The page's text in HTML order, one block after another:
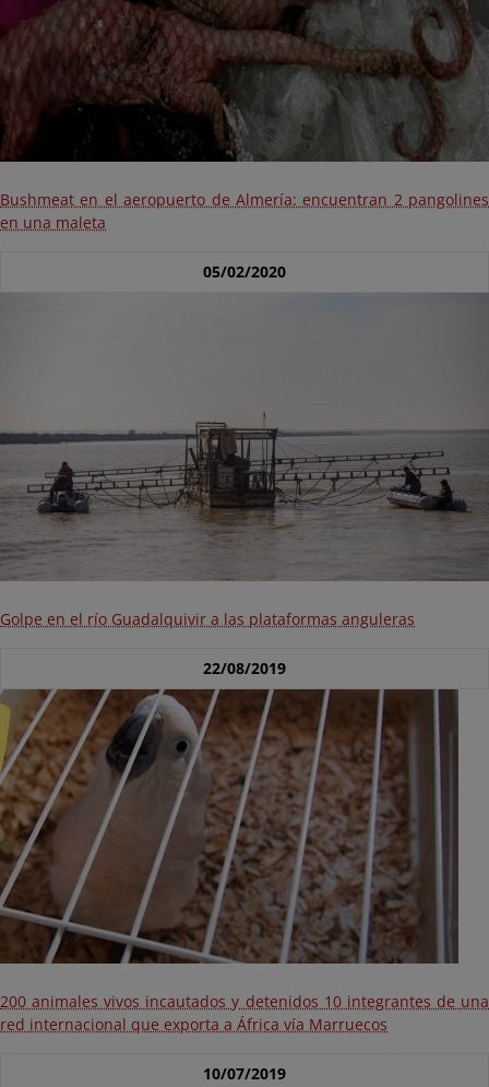
Bushmeat en el aeropuerto de Almería: encuentran 2 pangolines
en una maleta
05/02/2020
Golpe en el río Guadalquivir a las plataformas anguleras
22/08/2019
200 animales vivos incautados y detenidos 10 integrantes de una
red internacional que exporta a África vía Marruecos
10/07/2019